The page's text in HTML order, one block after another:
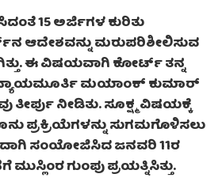
15 ಅರ್ಜಿಗಳ ಕುರಿತು
ಆದೇಶವನ್ನು ಮರುಪರಿಶೀಲಿಸುವ
ಈ ವಿಷಯವಾಗಿ ಕೋರ್ಟ್ ತನ್ನ
ನ್ಯಾಯಮೂರ್ತಿ ಮಯಾಂಕ್ ಕುಮಾರ್
ನೀಡಿತು. ಸೂಕ್ಷ್ಮ ವಿಷಯಕ್ಕೆ
ಪ್ರಕ್ರಿಯೆಗಳನ್ನು ಸುಗಮಗೊಳಿಸಲು
ಸಂಯೋಜಿಸಿದ ಜನವರಿ 11ರ
ಗುಂಪು ಪ್ರಯತ್ನಿಸಿತ್ತು.